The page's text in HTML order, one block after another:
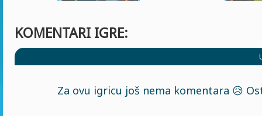
KOMENTARI IGRE:
Za ovu igricu još nema komentara 😥